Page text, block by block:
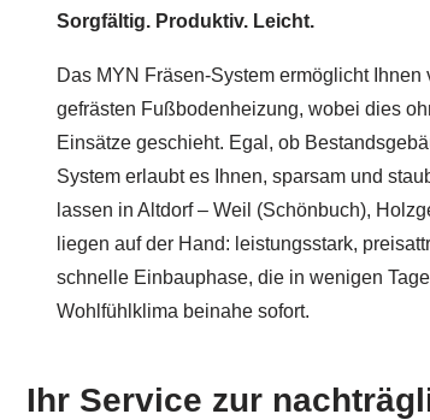
Sorgfältig. Produktiv. Leicht.
Das MYN Fräsen-System ermöglicht
gefrästen Fußbodenheizung, wobei dies
Einsätze geschieht. Egal, ob
System erlaubt es Ihnen, sparsam und
lassen in Altdorf – Weil (Schönbuch),
liegen auf der Hand: leistungsstark,
schnelle Einbauphase, die in wenigen
Wohlfühlklima beinahe sofort.
Ihr Service zur